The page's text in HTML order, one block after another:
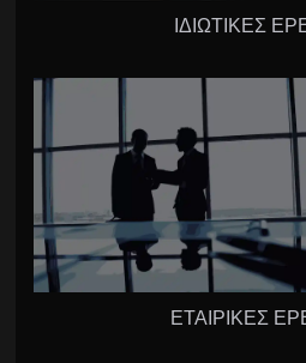
ΙΔΙΩΤΙΚΕΣ
ΕΤΑΙΡΙΚΕΣ